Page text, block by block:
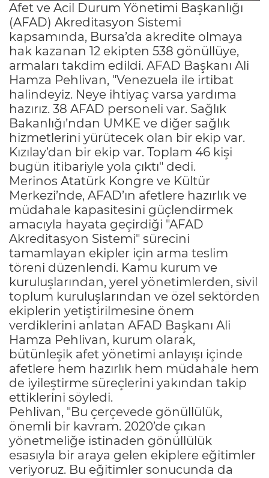
Afet ve Acil Durum Yönetimi Başkanlığı
(AFAD) Akreditasyon Sistemi
kapsamında, Bursa’da akredite olmaya
hak kazanan 12 ekipten 538 gönüllüye,
armaları takdim edildi. AFAD Başkanı Ali
Hamza Pehlivan, "Venezuela ile irtibat
halindeyiz. Neye ihtiyaç varsa yardıma
hazırız. 38 AFAD personeli var. Sağlık
Bakanlığı’ndan UMKE ve diğer sağlık
hizmetlerini yürütecek olan bir ekip var.
Kızılay’dan bir ekip var. Toplam 46 kişi
bugün itibariyle yola çıktı" dedi.
Merinos Atatürk Kongre ve Kültür
Merkezi’nde, AFAD’ın afetlere hazırlık ve
müdahale kapasitesini güçlendirmek
amacıyla hayata geçirdiği "AFAD
Akreditasyon Sistemi" sürecini
tamamlayan ekipler için arma teslim
töreni düzenlendi. Kamu kurum ve
kuruluşlarından, yerel yönetimlerden, sivil
toplum kuruluşlarından ve özel sektörden
ekiplerin yetiştirilmesine önem
verdiklerini anlatan AFAD Başkanı Ali
Hamza Pehlivan, kurum olarak,
bütünleşik afet yönetimi anlayışı içinde
afetlere hem hazırlık hem müdahale hem
de iyileştirme süreçlerini yakından takip
ettiklerini söyledi.
Pehlivan, "Bu çerçevede gönüllülük,
önemli bir kavram. 2020’de çıkan
yönetmeliğe istinaden gönüllülük
esasıyla bir araya gelen ekiplere eğitimler
veriyoruz. Bu eğitimler sonucunda da